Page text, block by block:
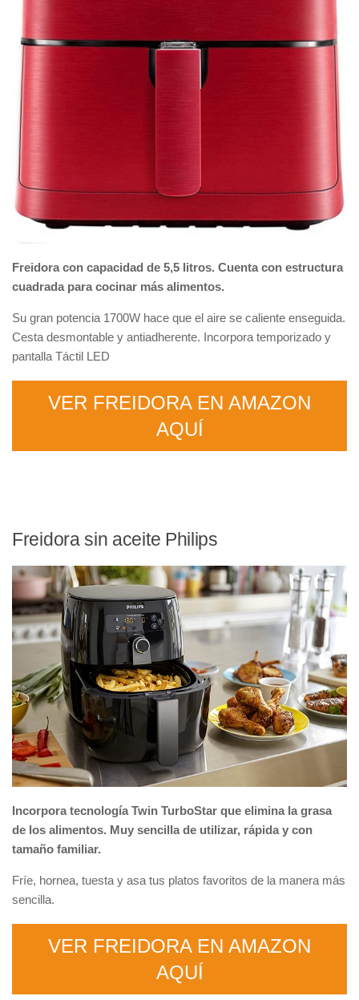
Freidora con capacidad de 5,5 litros. Cuenta con estructura
cuadrada para cocinar más alimentos.
Su gran potencia 1700W hace que el aire se caliente enseguida.
Cesta desmontable y antiadherente. Incorpora temporizado y
pantalla Táctil LED
VER FREIDORA EN AMAZON
AQUÍ
Freidora sin aceite Philips
Incorpora tecnología Twin TurboStar que elimina la grasa
de los alimentos. Muy sencilla de utilizar, rápida y con
tamaño familiar.
Fríe, hornea, tuesta y asa tus platos favoritos de la manera más
sencilla.
VER FREIDORA EN AMAZON
AQUÍ